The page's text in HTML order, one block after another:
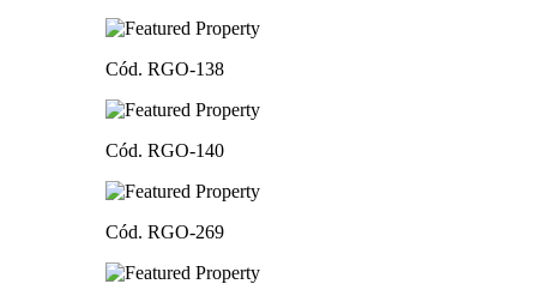
Cód. RGO-138
Cód. RGO-140
Cód. RGO-269